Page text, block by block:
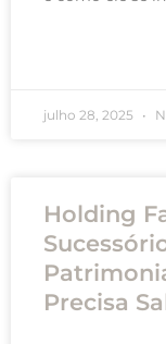
julho 28, 2025
Holding
Precisa